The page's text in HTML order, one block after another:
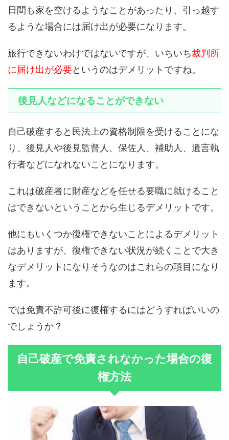
日間も家を空けるようなことがあったり、引っ越す
るような場合には届け出が必要になります。
旅行できないわけではないですが、いちいち裁判所
に届け出が必要というのはデメリットですね。
後見人などになることができない
自己破産すると民法上の資格制限を受けることにな
り、後見人や後見監督人、保佐人、補助人、遺言執
行者などになれないことになります。
これは破産者に財産などを任せる要職に就けること
はできないということから生じるデメリットです。
他にもいくつか復権できないことによるデメリット
はありますが、復権できない状況が続くことで大き
なデメリットになりそうなのはこれらの項目になり
ます。
では免責不許可後に復権するにはどうすればいいの
でしょうか？
自己破産で免責されなかった場合の復
権方法